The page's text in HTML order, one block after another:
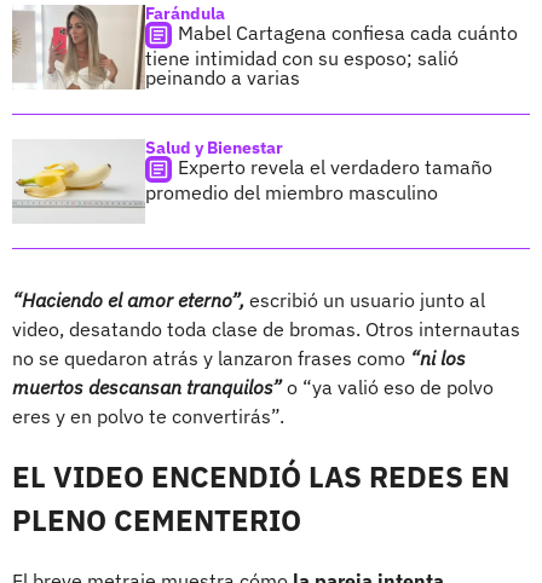
Farándula
Mabel Cartagena confiesa cada cuánto
tiene intimidad con su esposo; salió
peinando a varias
Salud y Bienestar
Experto revela el verdadero tamaño
promedio del miembro masculino
“Haciendo el amor eterno”, escribió un usuario junto al
video, desatando toda clase de bromas. Otros internautas
no se quedaron atrás y lanzaron frases como “ni los
muertos descansan tranquilos”o “ya valió eso de polvo
eres y en polvo te convertirás”.
EL VIDEO ENCENDIÓ LAS REDES EN
PLENO CEMENTERIO